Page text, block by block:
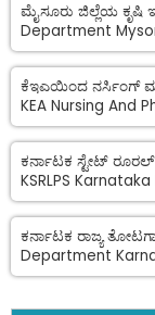
ಮೈಸೂರು ಜಿಲ್ಲೆಯ ಕೃಷಿ
Department
ಕೆಇಎಯಿಂದ ನರ್ಸಿಂಗ್
KEA Nursing And
ಕರ್ನಾಟಕ ಸ್ಟೇಟ್
KSRLPS
ಕರ್ನಾಟಕ ರಾಜ್ಯ
Department